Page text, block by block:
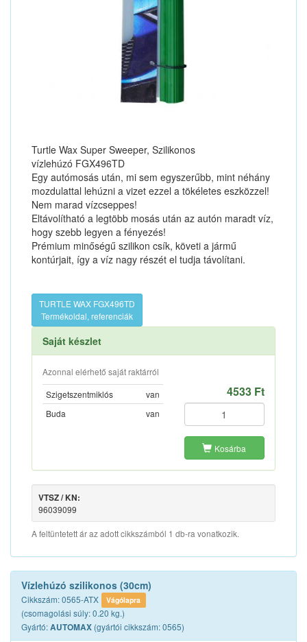
Turtle Wax Super Sweeper, Szilikonos
vízlehúzó FGX496TD
Egy autómosás után, mi sem egyszerűbb, mint néhány
mozdulattal lehúzni a vizet ezzel a tökéletes eszközzel!
Nem marad vízcseppes!
Eltávolítható a legtöbb mosás után az autón maradt víz,
hogy szebb legyen a fényezés!
Prémium minőségű szilikon csík, követi a jármű
kontúrjait, így a víz nagy részét el tudja távolítani.
TURTLE WAX FGX496TD
Termékoldal, referenciák
Saját készlet
Azonnal elérhető saját raktárról
Szigetszentmiklós
van
Buda
van
4533 Ft
Kosárba
VTSZ / KN:
96039099
A feltüntetett ár az adott cikkszámból 1 db-ra vonatkozik.
Vízlehúzó szilikonos (30cm)
Cikkszám: 0565-ATX Vágólapra
(csomagolási súly: 0.20 kg.)
Gyártó:AUTOMAX (gyártói cikkszám: 0565)